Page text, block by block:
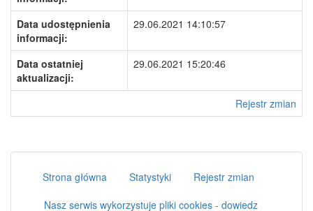
Data udostępnienia
informacji:
29.06.2021 14:10:57
Data ostatniej
aktualizacji:
29.06.2021 15:20:46
Rejestr zmian
Strona główna Statystyki
Rejestr zmian
Nasz serwis wykorzystuje pliki cookies - dowiedz